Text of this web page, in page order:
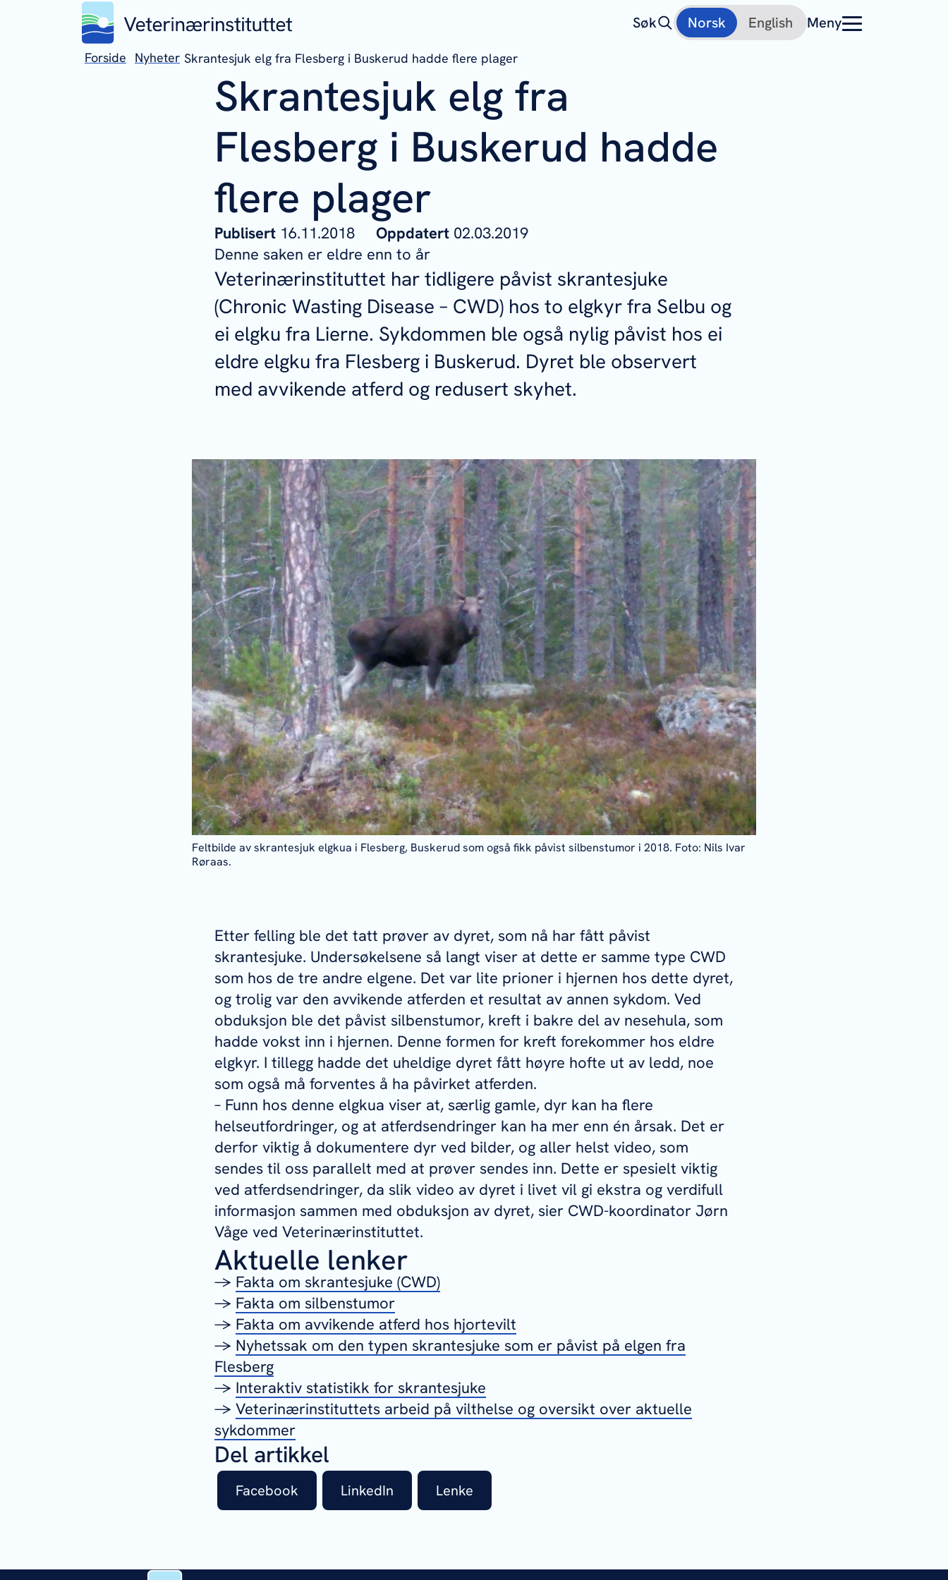
Søk Norsk English Meny
Forside Nyheter Skrantesjuk elg fra Flesberg i Buskerud hadde flere plager
Skrantesjuk elg fra
Flesberg i Buskerud hadde
flere plager
Publisert 16.11.2018 Oppdatert 02.03.2019
Denne saken er eldre enn to år
Veterinærinstituttet har tidligere påvist skrantesjuke
(Chronic Wasting Disease – CWD) hos to elgkyr fra Selbu og
ei elgku fra Lierne. Sykdommen ble også nylig påvist hos ei
eldre elgku fra Flesberg i Buskerud. Dyret ble observert
med avvikende atferd og redusert skyhet.
Feltbilde av skrantesjuk elgkua i Flesberg, Buskerud som også fikk påvist silbenstumor i 2018. Foto: Nils Ivar
Røraas.
Etter felling ble det tatt prøver av dyret, som nå har fått påvist
skrantesjuke. Undersøkelsene så langt viser at dette er samme type CWD
som hos de tre andre elgene. Det var lite prioner i hjernen hos dette dyret,
og trolig var den avvikende atferden et resultat av annen sykdom. Ved
obduksjon ble det påvist silbenstumor, kreft i bakre del av nesehula, som
hadde vokst inn i hjernen. Denne formen for kreft forekommer hos eldre
elgkyr. I tillegg hadde det uheldige dyret fått høyre hofte ut av ledd, noe
som også må forventes å ha påvirket atferden.
– Funn hos denne elgkua viser at, særlig gamle, dyr kan ha flere
helseutfordringer, og at atferdsendringer kan ha mer enn én årsak. Det er
derfor viktig å dokumentere dyr ved bilder, og aller helst video, som
sendes til oss parallelt med at prøver sendes inn. Dette er spesielt viktig
ved atferdsendringer, da slik video av dyret i livet vil gi ekstra og verdifull
informasjon sammen med obduksjon av dyret, sier CWD-koordinator Jørn
Våge ved Veterinærinstituttet.
Aktuelle lenker
→ Fakta om skrantesjuke (CWD)
→ Fakta om silbenstumor
→ Fakta om avvikende atferd hos hjortevilt
→ Nyhetssak om den typen skrantesjuke som er påvist på elgen fra
Flesberg
→ Interaktiv statistikk for skrantesjuke
→ Veterinærinstituttets arbeid på vilthelse og oversikt over aktuelle
sykdommer
Del artikkel
Facebook LinkedIn Lenke